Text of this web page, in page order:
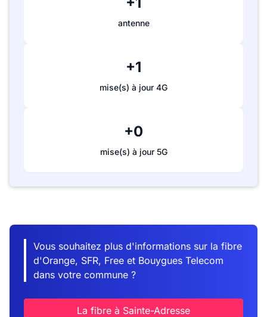
antenne
+1
mise(s) à jour 4G
+0
mise(s) à jour 5G
Vous souhaitez plus d'informations sur la fibre
d'Orange, SFR, Free et Bouygues Telecom
dans votre commune ?
La fibre à Sainte-Adresse